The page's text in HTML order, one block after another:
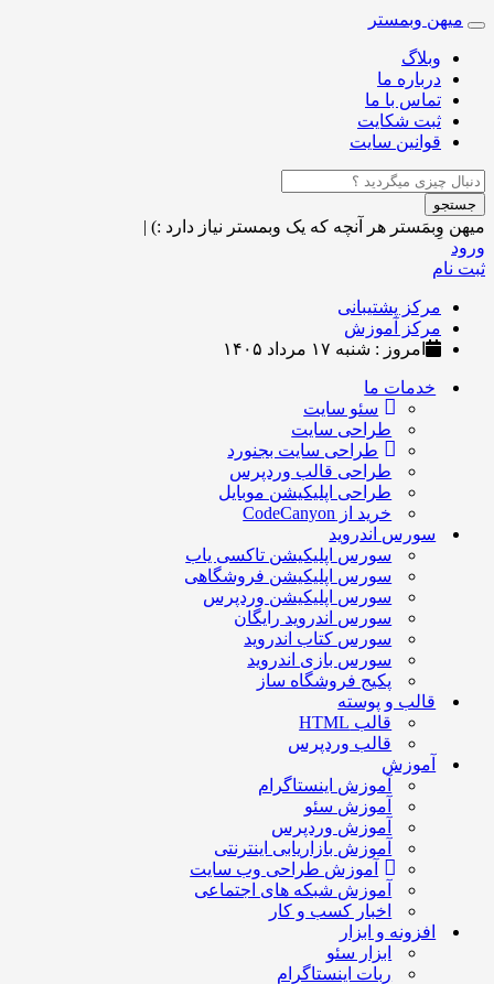
Toggle
navigation
میهن وبمستر
وبلاگ
درباره ما
تماس با ما
ثبت شکایت
قوانین سایت
جستجو
میهن وِبمَستر هر آنچه که یک وبمستر نیاز دارد :) |
ورود
ثبت نام
مرکز پشتیبانی
مرکز آموزش
امروز : شنبه ۱۷ مرداد ۱۴۰۵
خدمات ما
سئو سایت
طراحی سایت
طراحی سایت بجنورد
طراحی قالب وردپرس
طراحی اپلیکیشن موبایل
خرید از CodeCanyon
سورس اندروید
سورس اپلیکیشن تاکسی یاب
سورس اپلیکیشن فروشگاهی
سورس اپلیکیشن وردپرس
سورس اندروید رایگان
سورس کتاب اندروید
سورس بازی اندروید
پکیج فروشگاه ساز
قالب و پوسته
قالب HTML
قالب وردپرس
آموزش
آموزش اینستاگرام
آموزش سئو
آموزش وردپرس
آموزش بازاریابی اینترنتی
آموزش طراحی وب سایت
آموزش شبکه های اجتماعی
اخبار کسب و کار
افزونه و ابزار
ابزار سئو
ربات اینستاگرام